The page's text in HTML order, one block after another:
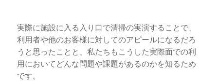
実際に施設に入る入り口で清掃の実演することで、
利用者や他のお客様に対してのアピールになるだろ
うと思ったことと、私たちもこうした実際面での利
用においてどんな問題や課題があるのかを知るため
です。